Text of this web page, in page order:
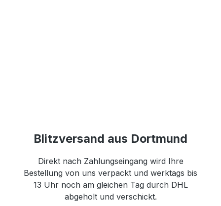
Blitzversand aus Dortmund
Direkt nach Zahlungseingang wird Ihre
Bestellung von uns verpackt und werktags bis
13 Uhr noch am gleichen Tag durch DHL
abgeholt und verschickt.